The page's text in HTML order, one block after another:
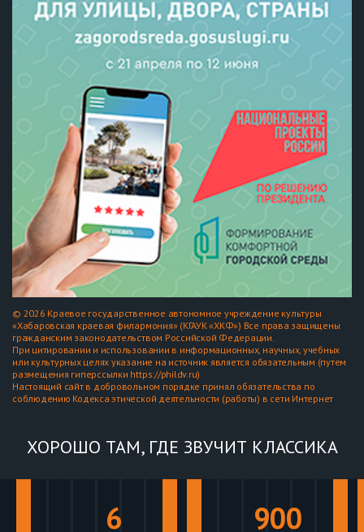
© 2026 Краевое государственное автономное учреждение культуры
«Хабаровская краевая филармония» (КГАУК «ХКФ») Все права защищены
гражданским законодательством Российской Федерации.
При цитировании и использовании в информационных, научных, учебных
или культурных целях указание на источник является обязательным (путем
размещения гиперссылки https://phildv.ru)
Настоящий сайт в добровольном порядке принял обязательства по
соблюдению Кодекса этической деятельности (работы) в сети Интернет
ХОРОШО ТАМ, ГДЕ ЗВУЧИТ КЛАССИКА
6 900